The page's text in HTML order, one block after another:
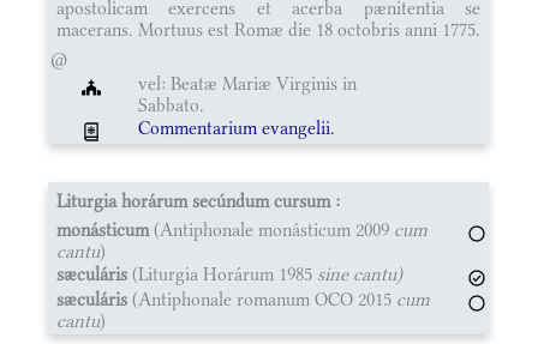
apostolicam exercens et acerba pænitentia se
macerans. Mortuus est Romæ die 18 octobris anni 1775.
@
vel: Beatæ Mariæ Virginis in
Sabbato.
Commentarium evangelii.
Liturgia horárum secúndum cursum :
monásticum(Antiphonale monásticum 2009 cum
cantu)
sæculáris (Liturgia Horárum 1985 sine cantu)
sæculáris (Antiphonale romanum OCO 2015 cum
cantu)